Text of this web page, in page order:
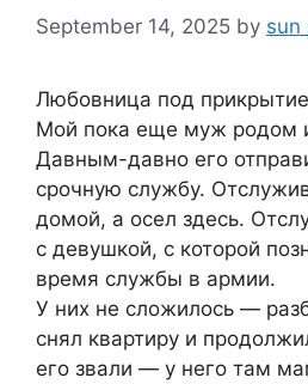
September 14, 2025 by sun
Любовница под
Мой пока еще муж родом
Давным-давно его
срочную службу.
домой, а осел здесь.
с девушкой, с которой
время службы в aрмии.
У них не сложилось —
снял квартиру и
его звали — у него там